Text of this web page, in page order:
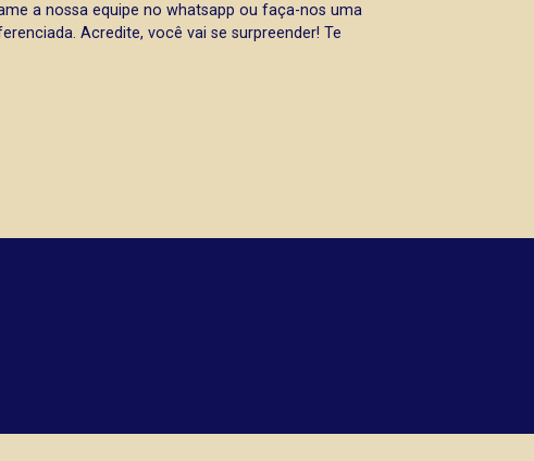
a nossa equipe no whatsapp ou faça-nos uma
Acredite, você vai se surpreender! Te